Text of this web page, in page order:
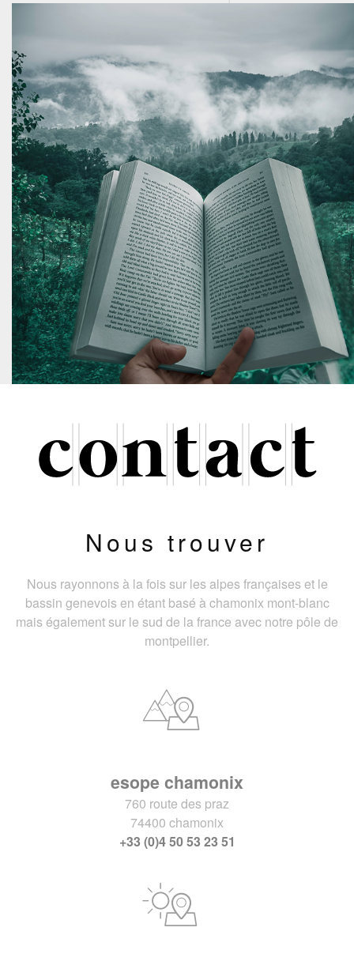
Nous trouver
Nous rayonnons à la fois sur les alpes françaises et le
bassin genevois en étant basé à chamonix mont-blanc
mais également sur le sud de la france avec notre pôle de
montpellier.
esope chamonix
760 route des praz
74400 chamonix
+33 (0)4 50 53 23 51